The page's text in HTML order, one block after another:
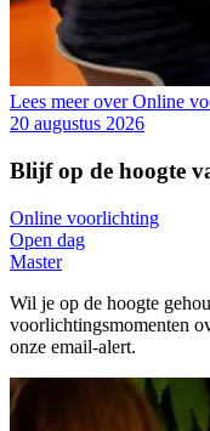
Lees meer over Online
20 augustus 2026
Blijf op de hoogte
Online voorlichting
Open dag
Master
Wil je op de hoogte
voorlichtingsmomenten
onze email-alert.